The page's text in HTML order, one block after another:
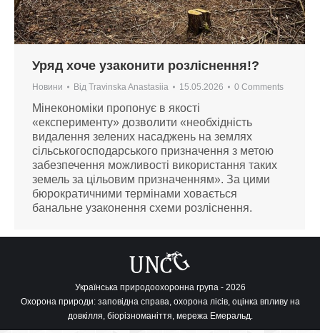
Уряд хоче узаконити розліснення!?
Новини Від Travinska Anastasiia 15.05.2026 0 Comments
Мінекономіки пропонує в якості
«експерименту» дозволити «необхідність
видалення зелених насаджень на землях
сільськогосподарського призначення з метою
забезпечення можливості використання таких
земель за цільовим призначенням». За цими
бюрократичними термінами ховається
банальне узаконення схеми розліснення.
Українська природоохоронна група - 2026
Охорона природи: заповідна справа, охорона лісів, оцінка впливу на
довкілля, біорізноманіття, мережа Емеральд.